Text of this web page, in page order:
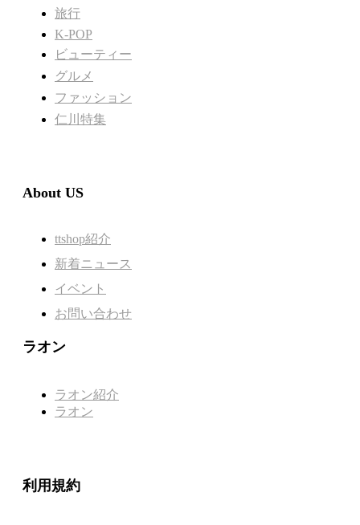
旅行
K-POP
ビューティー
グルメ
ファッション
仁川特集
About US
ttshop紹介
新着ニュース
イベント
お問い合わせ
ラオン
ラオン紹介
ラオン
利用規約